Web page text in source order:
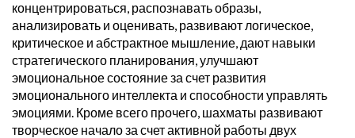
концентрироваться, распознавать образы,
анализировать и оценивать, развивают логическое,
критическое и абстрактное мышление, дают навыки
стратегического планирования, улучшают
эмоциональное состояние за счет развития
эмоционального интеллекта и способности управлять
эмоциями. Кроме всего прочего, шахматы развивают
творческое начало за счет активной работы двух